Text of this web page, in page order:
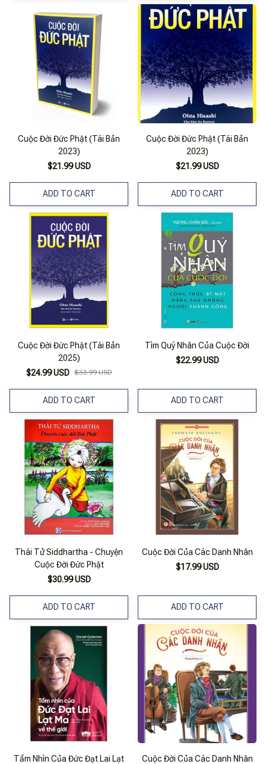
Cuộc Đời Đức Phật (Tái Bản
2023)
$21.99 USD
ADD TO CART
Cuộc Đời Đức Phật (Tái Bản
2023)
$21.99 USD
ADD TO CART
Cuộc Đời Đức Phật (Tái Bản
2025)
$24.99 USD $33.99 USD
ADD TO CART
Tìm Quý Nhân Của Cuộc Đời
$22.99 USD
ADD TO CART
Thái Tử Siddhartha - Chuyện
Cuộc Đời Đức Phật
$30.99 USD
ADD TO CART
Cuộc Đời Của Các Danh Nhân
$17.99 USD
ADD TO CART
Tầm Nhìn Của Đức Đạt Lai Lạt Cuộc Đời Của Các Danh Nhân